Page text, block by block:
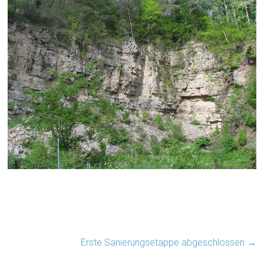
Erste Sanierungsetappe abgeschlossen →